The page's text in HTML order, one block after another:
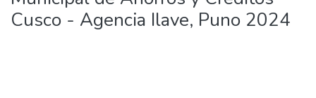
Cusco - Agencia Ilave, Puno 2024